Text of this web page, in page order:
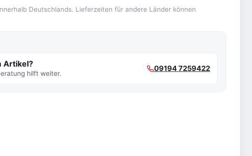
Deutschlands. Lieferzeiten für andere Länder können
Artikel?
hilft weiter.
09194 7259422